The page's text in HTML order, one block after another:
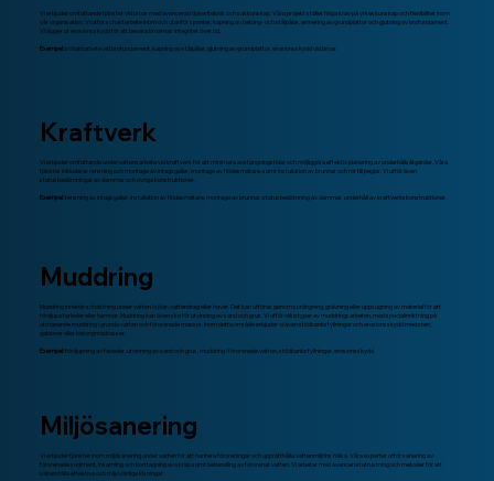
Vi erbjuder omfattande tjänster vid broar med avancerad dykeriteknik och sakkunskap. Våra projekt ställer höga krav på yrkeskunskap och flexibilitet inom
vår organisation. Vi utför schaktarbete inom och utanför sponter, kapning av betong- och stålpålar, armering av grundplattor och gjutning av brofundament.
Vi lägger ut erosionsskydd för att bevara broarnas integritet över tid.
Exempel:schaktarbete vid brofundament, kapning av stålpålar, gjutning av grundplattor, erosionsskydd vid broar.
Kraftverk
Vi erbjuder omfattande undervattensarbete vid kraftverk för att minimera avstängningstider och möjliggöra effektiv planering av underhållsåtgärder. Våra
tjänster inkluderar rensning och montage av intagsgaller, montage av flödesmätare, samt installation av brunnar och rör till peglar. Vi utför även
statusbedömningar av dammar och övriga konstruktioner.
Exempel: rensning av intagsgaller, installation av flödesmätare, montage av brunnar, statusbedömning av dammar, underhåll av kraftverkskonstruktioner.
Muddring
Muddring innebär schaktning under vatten i sjöar, vattendrag eller havet. Det kan utföras genom sprängning, grävning eller uppsugning av material för att
fördjupa farleder eller hamnar. Muddring kan även ske för utvinning av sand och grus. Vi utför olika typer av muddringsarbeten, med specialinriktning på
utmanande muddring i grunda vatten och förorenade massor. Inom detta område erbjuder vi även stödbanksfyllningar och erosionsskydd med sten,
gabioner eller betongmadrasser.
Exempel:fördjupning av farleder, utvinning av sand och grus, muddring i förorenade vatten, stödbanksfyllningar, erosionsskydd.
Miljösanering
Vi erbjuder tjänster inom miljösanering under vatten för att hantera föroreningar och upprätthålla vattenmiljöns hälsa. Våra experter utför sanering av
förorenade sediment, insamling och borttagning av skräp samt behandling av förorenat vatten. Vi arbetar med avancerad utrustning och metoder för att
säkerställa effektiva och miljövänliga lösningar.